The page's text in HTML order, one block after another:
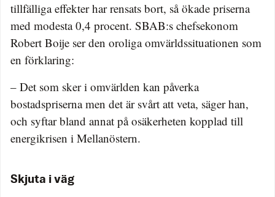
tillfälliga effekter har rensats bort, så ökade priserna
med modesta 0,4 procent. SBAB:s chefsekonom
Robert Boije ser den oroliga omvärldssituationen som
en förklaring:
– Det som sker i omvärlden kan påverka
bostadspriserna men det är svårt att veta, säger han,
och syftar bland annat på osäkerheten kopplad till
energikrisen i Mellanöstern.
Skjuta i väg